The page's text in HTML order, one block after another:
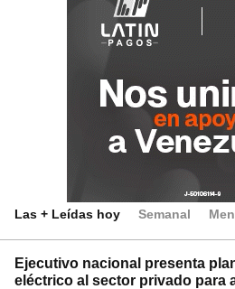
Las + Leídas hoy Semanal
Ejecutivo nacional presenta
eléctrico al sector privado para